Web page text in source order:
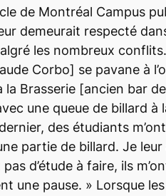
de Montréal Campus
demeurait respecté
les nombreux
Corbo] se pavane à
Brasserie [ancien bar de
une queue de billard à
des étudiants
partie de billard. Je leur
pas d’étude à faire, ils
une pause. » Lorsque